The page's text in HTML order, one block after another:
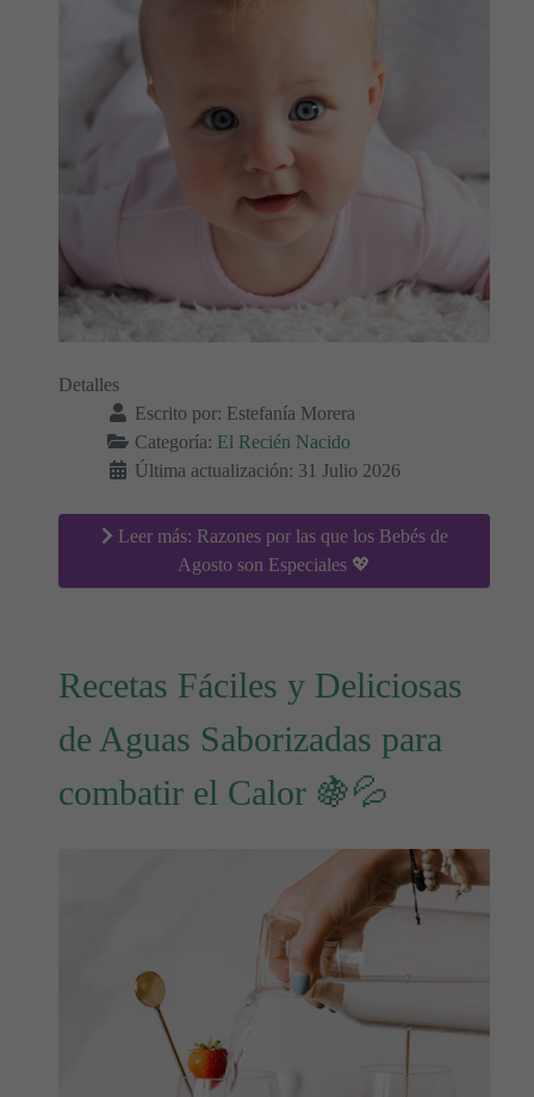
Detalles
Escrito por: Estefanía Morera
Categoría: El Recién Nacido
Última actualización: 31 Julio 2026
Leer más: Razones por las que los Bebés de
Agosto son Especiales 💖
Recetas Fáciles y Deliciosas
de Aguas Saborizadas para
combatir el Calor 🍇💦